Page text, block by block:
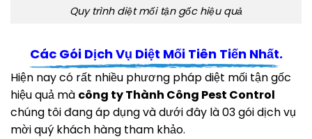
Quy trình diệt mối tận gốc hiệu quả
Các Gói Dịch Vụ Diệt Mối Tiên Tiến Nhất.
Hiện nay có rất nhiều phương pháp diệt mối tận gốc
hiệu quả mà công ty Thành Công Pest Control
chúng tôi đang áp dụng và dưới đây là 03 gói dịch vụ
mời quý khách hàng tham khảo.